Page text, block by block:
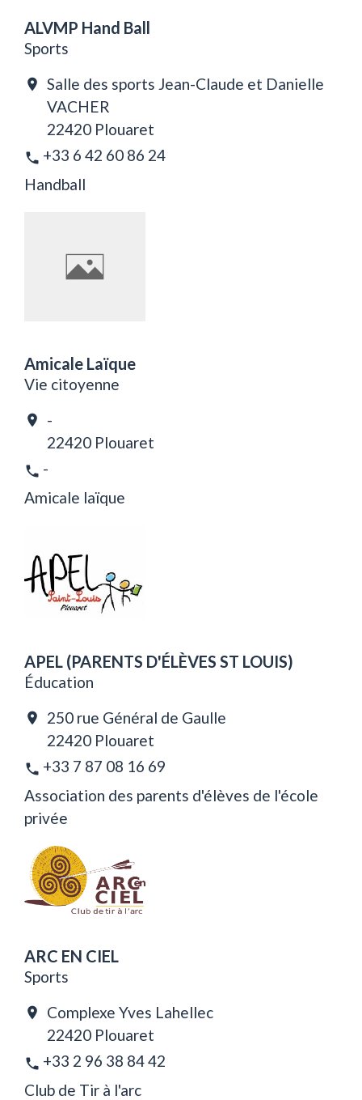
ALVMP Hand Ball
Sports
location_on Salle des sports Jean-Claude et Danielle
VACHER
22420 Plouaret
phone +33 6 42 60 86 24
Handball
Amicale Laïque
Vie citoyenne
location_on
-
22420 Plouaret
phone -
Amicale laïque
APEL (PARENTS D'ÉLÈVES ST LOUIS)
Éducation
location_on
250 rue Général de Gaulle
22420 Plouaret
phone +33 7 87 08 16 69
Association des parents d'élèves de l'école
privée
ARC EN CIEL
Sports
location_on
Complexe Yves Lahellec
22420 Plouaret
phone +33 2 96 38 84 42
Club de Tir à l'arc